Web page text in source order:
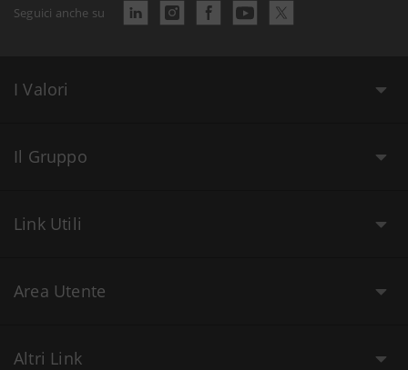
Seguici anche su
I Valori
Il Gruppo
Link Utili
Area Utente
Altri Link